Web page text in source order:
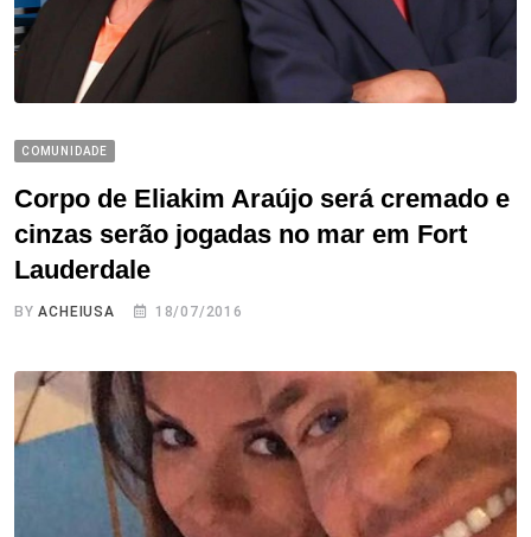
COMUNIDADE
Corpo de Eliakim Araújo será cremado e
cinzas serão jogadas no mar em Fort
Lauderdale
BYACHEIUSA 18/07/2016